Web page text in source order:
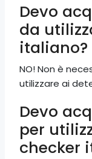
Devo
da
italiano?
NO! Non è
utilizzare ai
Devo
per
checker